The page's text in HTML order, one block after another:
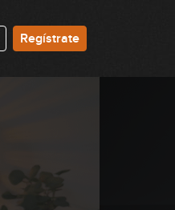
Regístrate